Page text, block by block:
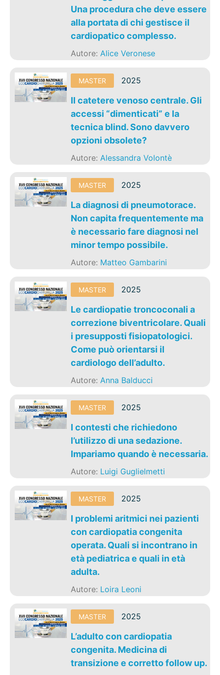
Una procedura che deve essere
alla portata di chi gestisce il
cardiopatico complesso.
Autore:Alice Veronese
MASTER 2025
Il catetere venoso centrale. Gli
accessi “dimenticati” e la
tecnica blind. Sono davvero
opzioni obsolete?
Autore:Alessandra Volontè
MASTER 2025
La diagnosi di pneumotorace.
Non capita frequentemente ma
è necessario fare diagnosi nel
minor tempo possibile.
Autore: Matteo Gambarini
MASTER 2025
Le cardiopatie troncoconali a
correzione biventricolare. Quali
i presupposti fisiopatologici.
Come può orientarsi il
cardiologo dell’adulto.
Autore:Anna Balducci
MASTER 2025
I contesti che richiedono
l’utilizzo di una sedazione.
Impariamo quando è necessaria.
Autore: Luigi Guglielmetti
MASTER 2025
I problemi aritmici nei pazienti
con cardiopatia congenita
operata. Quali si incontrano in
età pediatrica e quali in età
adulta.
Autore: Loira Leoni
MASTER 2025
L’adulto con cardiopatia
congenita. Medicina di
transizione e corretto follow up.